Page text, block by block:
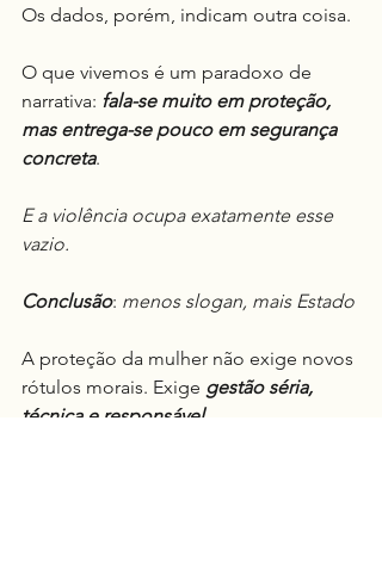
Os dados, porém, indicam outra coisa.
O que vivemos é um paradoxo de
narrativa: fala-se muito em proteção,
mas entrega-se pouco em segurança
concreta.
E a violência ocupa exatamente esse
vazio.
Conclusão: menos slogan, mais Estado
A proteção da mulher não exige novos
rótulos morais. Exige gestão séria,
técnica e responsável.